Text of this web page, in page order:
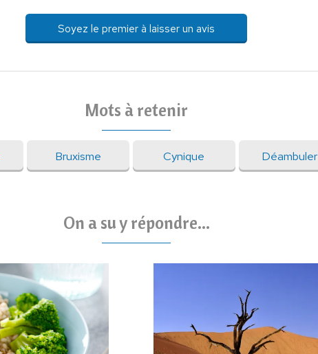
Soyez le premier à laisser un avis
Mots à retenir
Bruxisme Cynique Déambuler
On a su y répondre...